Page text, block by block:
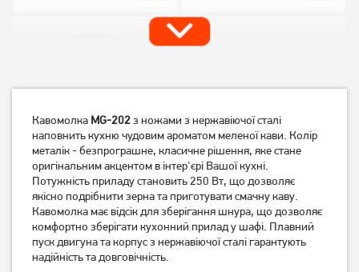
Кавомолка роторна Satori
SG-1801-WT
669грн
529грн
Кавомолка Satori SG-1802-
RD
689грн
549грн
Кавомолка MG-202з ножами з нержавіючої сталі
наповнить кухню чудовим ароматом меленої кави. Колір
металік - безпрограшне, класичне рішення, яке стане
оригінальним акцентом в інтер'єрі Вашої кухні.
Потужність приладу становить 250 Вт, що дозволяє
якісно подрібнити зерна та приготувати смачну каву.
Кавомолка має відсік для зберігання шнура, що дозволяє
комфортно зберігати кухонний прилад у шафі. Плавний
пуск двигуна та корпус з нержавіючої сталі гарантують
надійність та довговічність.